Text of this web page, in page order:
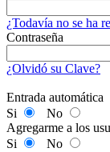
¿Todavía no se ha
Contraseña
¿Olvidó su Clave?
Entrada automática
Si
No
Agregarme a los
Si
No